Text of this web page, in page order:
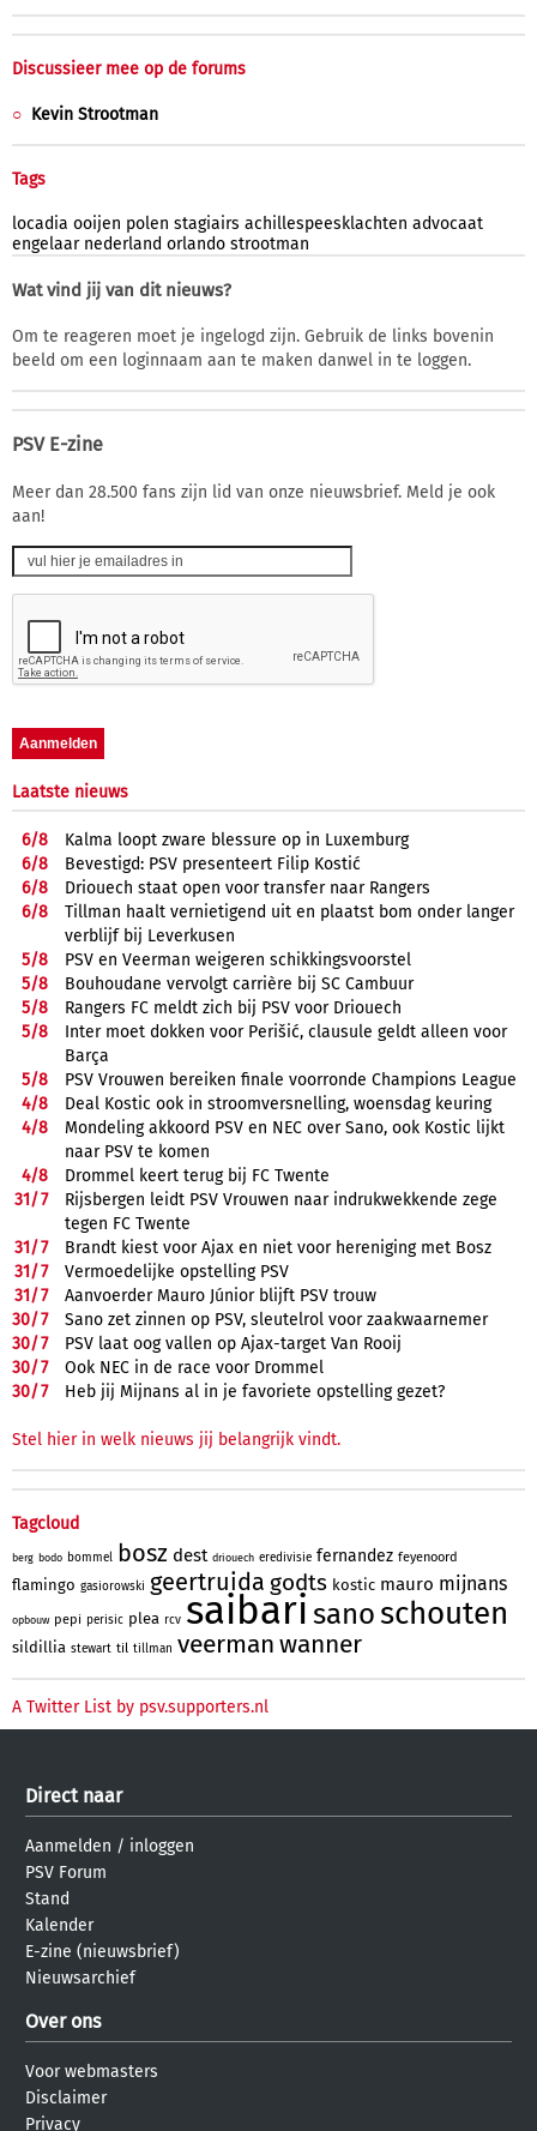
Discussieer mee op de forums
Kevin Strootman
Tags
locadia ooijen polen stagiairs achillespeesklachten advocaat
engelaar nederland orlando strootman
Wat vind jij van dit nieuws?
Om te reageren moet je ingelogd zijn. Gebruik de links bovenin
beeld om een loginnaam aan te maken danwel in te loggen.
PSV E-zine
Meer dan 28.500 fans zijn lid van onze nieuwsbrief. Meld je ook
aan!
Laatste nieuws
6/8
Kalma loopt zware blessure op in Luxemburg
6/8
Bevestigd: PSV presenteert Filip Kostić
6/8
Driouech staat open voor transfer naar Rangers
6/8
Tillman haalt vernietigend uit en plaatst bom onder langer
verblijf bij Leverkusen
5/8
PSV en Veerman weigeren schikkingsvoorstel
5/8
Bouhoudane vervolgt carrière bij SC Cambuur
5/8
Rangers FC meldt zich bij PSV voor Driouech
5/8
Inter moet dokken voor Perišić, clausule geldt alleen voor
Barça
5/8
PSV Vrouwen bereiken finale voorronde Champions League
4/8
Deal Kostic ook in stroomversnelling, woensdag keuring
4/8
Mondeling akkoord PSV en NEC over Sano, ook Kostic lijkt
naar PSV te komen
4/8
Drommel keert terug bij FC Twente
31/7
Rijsbergen leidt PSV Vrouwen naar indrukwekkende zege
tegen FC Twente
31/7
Brandt kiest voor Ajax en niet voor hereniging met Bosz
31/7
Vermoedelijke opstelling PSV
31/7
Aanvoerder Mauro Júnior blijft PSV trouw
30/7
Sano zet zinnen op PSV, sleutelrol voor zaakwaarnemer
30/7
PSV laat oog vallen op Ajax-target Van Rooij
30/7
Ook NEC in de race voor Drommel
30/7 Heb jij Mijnans al in je favoriete opstelling gezet?
Stel hier in welk nieuws jij belangrijk vindt.
Tagcloud
berg bodo bommel bosz dest driouech eredivisie fernandez feyenoord
flamingo gasiorowski geertruida godts kostic mauro mijnans
opbouw pepi perisic plea rcv saibari sanoschouten
sildillia stewart til tillman veermanwanner
A Twitter List by psv.supporters.nl
Direct naar
Aanmelden / inloggen
PSV Forum
Stand
Kalender
E-zine (nieuwsbrief)
Nieuwsarchief
Over ons
Voor webmasters
Disclaimer
Privacy